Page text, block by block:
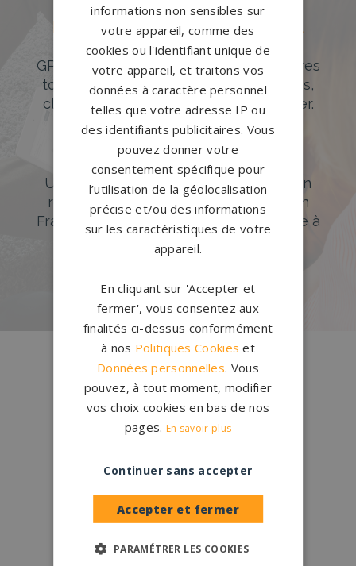
Des pierres tombales uniques et
originales
GPG Granit offre un large choix de pierres
tombales en granit de styles modernes,
classiques ou originales à personnaliser.
DÉCOUVREZ NOTRE CATALOGUE
Accompagnement sur-mesure
Un accompagnement sur mesure et un
réseau de 1200 partenaires partout en
France. Personnalisation avancée grâce à
notre configurateur 3D en ligne.
Conceptionfrançaise
Qui sommes-nous ?
Créations sur-mesure
Nos partenaires
Large choix degranits et de
informations non sensibles sur
votre appareil, comme des
cookies ou l'identifiant unique de
votre appareil, et traitons vos
données à caractère personnel
telles que votre adresse IP ou
des identifiants publicitaires. Vous
pouvez donner votre
consentement spécifique pour
l’utilisation de la géolocalisation
précise et/ou des informations
sur les caractéristiques de votre
appareil.
En cliquant sur 'Accepter et
fermer', vous consentez aux
finalités ci-dessus conformément
à nos Politiques Cookies et
Données personnelles. Vous
pouvez, à tout moment, modifier
vos choix cookies en bas de nos
pages. En savoir plus
Accepter et fermer
Continuer sans accepter
PARAMÉTRER LES COOKIES